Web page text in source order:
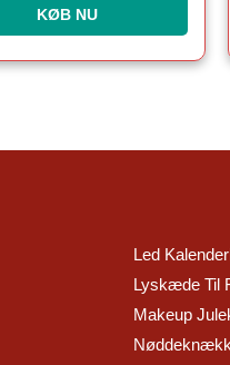
KØB NU
Led
Lyskæde Til
Makeup